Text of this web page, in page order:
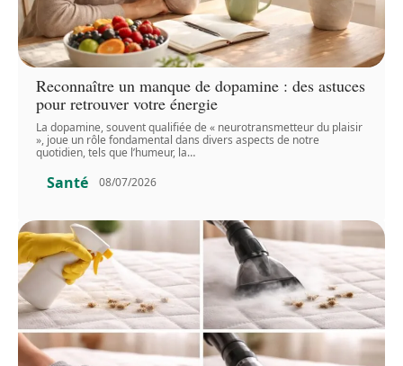
Reconnaître un manque de dopamine : des astuces
pour retrouver votre énergie
La dopamine, souvent qualifiée de « neurotransmetteur du plaisir
», joue un rôle fondamental dans divers aspects de notre
quotidien, tels que l’humeur, la…
Santé 08/07/2026